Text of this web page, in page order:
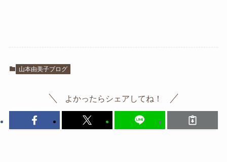
山本由美子ブログ
よかったらシェアしてね！